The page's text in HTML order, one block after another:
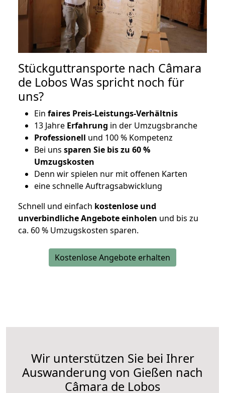
Stückguttransporte nach Câmara
de Lobos Was spricht noch für
uns?
Ein faires Preis-Leistungs-Verhältnis
13 Jahre Erfahrung in der Umzugsbranche
Professionell und 100 % Kompetenz
Bei uns sparen Sie bis zu 60 %
Umzugskosten
Denn wir spielen nur mit offenen Karten
eine schnelle Auftragsabwicklung
Schnell und einfach kostenlose und
unverbindliche Angebote einholen und bis zu
ca. 60 % Umzugskosten sparen.
Kostenlose Angebote erhalten
Wir unterstützen Sie bei Ihrer
Auswanderung von Gießen nach
Câmara de Lobos